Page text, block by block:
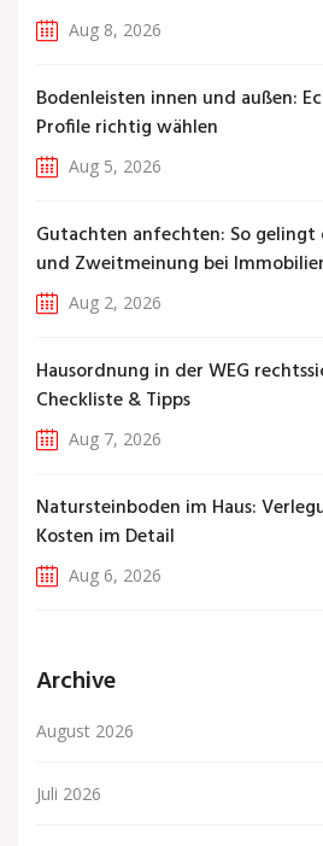
Aug 8, 2026
Bodenleisten innen und außen:
Profile richtig wählen
Aug 5, 2026
Gutachten anfechten: So
und Zweitmeinung bei
Aug 2, 2026
Hausordnung in der WEG
Checkliste & Tipps
Aug 7, 2026
Natursteinboden im Haus:
Kosten im Detail
Aug 6, 2026
Archive
August 2026
Juli 2026